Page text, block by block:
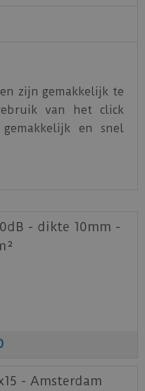
zijn gemakkelijk te
van het click
en snel
voorzien van een
in staat is om
instructie.
- dikte 10mm -
- Amsterdam